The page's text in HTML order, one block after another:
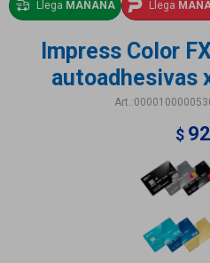
Llega MAÑANA Llega
Impress Color
autoadhesivas
$